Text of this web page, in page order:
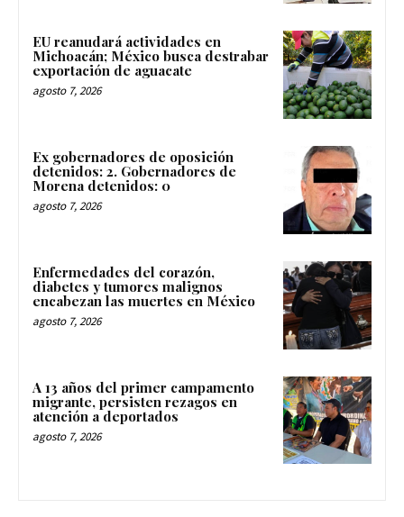
EU reanudará actividades en
Michoacán; México busca destrabar
exportación de aguacate
agosto 7, 2026
Ex gobernadores de oposición
detenidos: 2. Gobernadores de
Morena detenidos: 0
agosto 7, 2026
Enfermedades del corazón,
diabetes y tumores malignos
encabezan las muertes en México
agosto 7, 2026
A 13 años del primer campamento
migrante, persisten rezagos en
atención a deportados
agosto 7, 2026